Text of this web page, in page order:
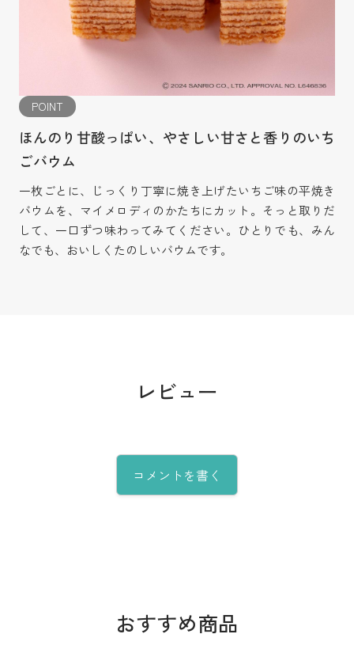
POINT
ほんのり甘酸っぱい、やさしい甘さと香りのいち
ごバウム
一枚ごとに、じっくり丁寧に焼き上げたいちご味の平焼き
バウムを、マイメロディのかたちにカット。そっと取りだ
して、一口ずつ味わってみてください。ひとりでも、みん
なでも、おいしくたのしいバウムです。
レビュー
コメントを書く
おすすめ商品